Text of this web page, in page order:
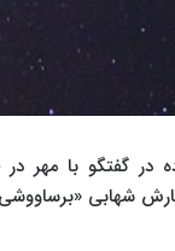
در گفتگو با مهر
شهابی